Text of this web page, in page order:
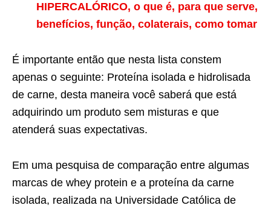
HIPERCALÓRICO, o que é, para que serve,
benefícios, função, colaterais, como tomar
É importante então que nesta lista constem
apenas o seguinte: Proteína isolada e hidrolisada
de carne, desta maneira você saberá que está
adquirindo um produto sem misturas e que
atenderá suas expectativas.
Em uma pesquisa de comparação entre algumas
marcas de whey protein e a proteína da carne
isolada, realizada na Universidade Católica de